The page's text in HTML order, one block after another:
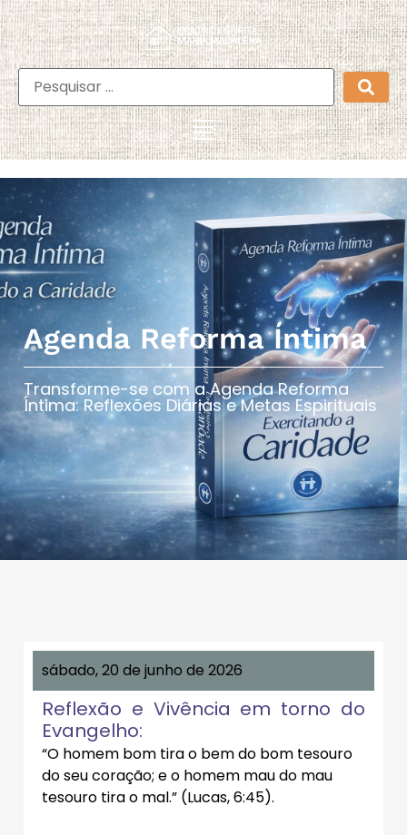
Agenda Reforma Íntima
Transforme-se com a Agenda Reforma
Íntima: Reflexões Diárias e Metas Espirituais​
sábado, 20 de junho de 2026
Reflexão e Vivência em torno do
Evangelho:
“O homem bom tira o bem do bom tesouro
do seu coração; e o homem mau do mau
tesouro tira o mal.” (Lucas, 6:45).